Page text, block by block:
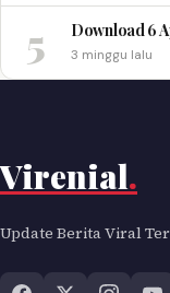
5 Download 6
3 minggu lalu
Virenial.
Update Berita Viral